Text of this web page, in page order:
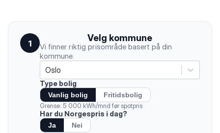
1 Velg kommune
Vi finner riktig prisområde basert på din
kommune.
Oslo
Type bolig
Vanlig bolig Fritidsbolig
Grense: 5 000 kWh/mnd før spotpris
Har du Norgespris i dag?
Ja Nei